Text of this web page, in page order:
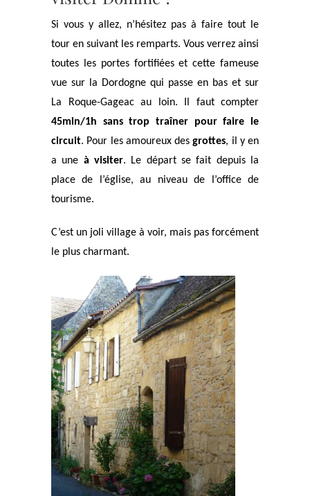
Si vous y allez, n’hésitez pas à faire tout le
tour en suivant les remparts. Vous verrez ainsi
toutes les portes fortifiées et cette fameuse
vue sur la Dordogne qui passe en bas et sur
La Roque-Gageac au loin. Il faut compter
45min/1h sans trop traîner pour faire le
circuit. Pour les amoureux desgrottes, il y en
a une à visiter. Le départ se fait depuis la
place de l’église, au niveau de l’office de
tourisme.
C’est un joli village à voir, mais pas forcément
le plus charmant.